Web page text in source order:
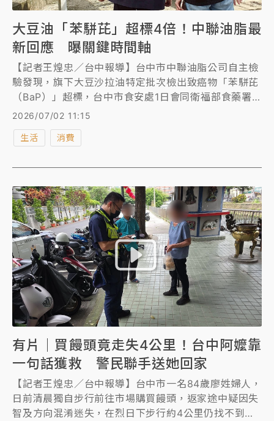
大豆油「苯駢芘」超標4倍！中聯油脂最
新回應 曝關鍵時間軸
【記者王煌忠／台中報導】台中市中聯油脂公司自主檢
驗發現，旗下大豆沙拉油特定批次檢出致癌物「苯駢芘
（BaP）」超標，台中市食安處1日會同衛福部食藥署
進廠稽查，確認約1300公噸問題油品已流向福壽實
停止生產及出貨。對此，中聯油脂今天首度對外說明，
主管機關，並通知下游業者停止相關產品出貨，目前全
面配合政府調查，同時邀請專家協助釐清污染原因，完
成改善後再申請恢復作業。
2026/07/02 11:15
生活 消費
有片｜買饅頭竟走失4公里！台中阿嬤靠
一句話獲救 警民聯手送她回家
【記者王煌忠／台中報導】台中市一名84歲廖姓婦人，
日前清晨獨自步行前往市場購買饅頭，返家途中疑因失
智及方向混淆迷失，在烈日下步行約4公里仍找不到回